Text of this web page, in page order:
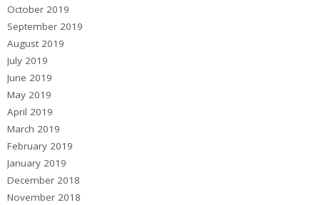
October 2019
September 2019
August 2019
July 2019
June 2019
May 2019
April 2019
March 2019
February 2019
January 2019
December 2018
November 2018